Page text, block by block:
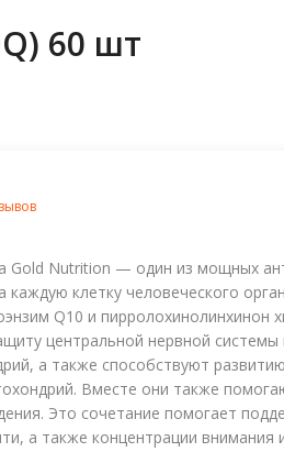
60 шт
Gold Nutrition — один из мощных
клетку человеческого
Q10 и пирролохинолинхинон
центральной нервной системы
а также способствуют развитию
Вместе они также
Это сочетание помогает
а также концентрации внимания